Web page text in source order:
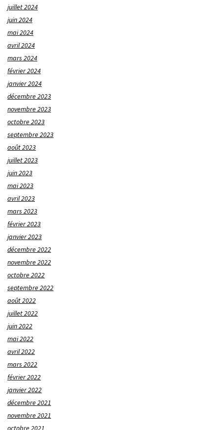
juillet 2024
juin 2024
mai 2024
avril 2024
mars 2024
février 2024
janvier 2024
décembre 2023
novembre 2023
octobre 2023
septembre 2023
août 2023
juillet 2023
juin 2023
mai 2023
avril 2023
mars 2023
février 2023
janvier 2023
décembre 2022
novembre 2022
octobre 2022
septembre 2022
août 2022
juillet 2022
juin 2022
mai 2022
avril 2022
mars 2022
février 2022
janvier 2022
décembre 2021
novembre 2021